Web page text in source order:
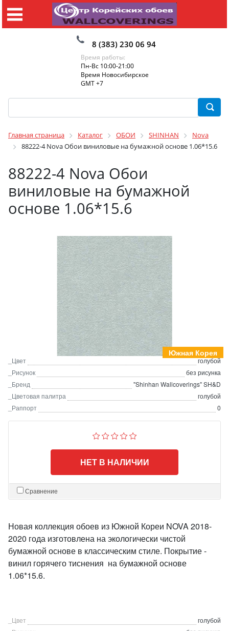
8 (383) 230 06 94
Время работы:
Пн-Вс 10:00-21:00
Время Новосибирское
GMT +7
Главная страница Каталог ОБОИ SHINHAN
Nova
88222-4 Nova Обои виниловые на бумажной основе 1.06*15.6
88222-4 Nova Обои
виниловые на бумажной
основе 1.06*15.6
Южная Корея
_Цвет
голубой
_Рисунок
без рисунка
_Бренд
"Shinhan Wallcoverings" SH&D
_Цветовая палитра
голубой
_Раппорт
0
НЕТ В НАЛИЧИИ
Сравнение
Новая коллекция обоев из Южной Кореи NOVA 2018-
2020 года изготовлена на экологически чистой
бумажной основе в классическим стиле. Покрытие -
винил горячего тиснения на бумажной основе
1.06*15.6.
_Цвет
голубой